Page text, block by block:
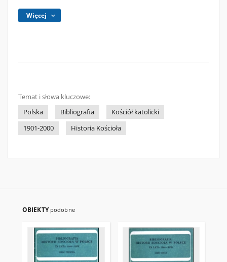
Więcej
Temat i słowa kluczowe:
Polska
Bibliografia
Kościół katolicki
1901-2000
Historia Kościoła
OBIEKTY podobne